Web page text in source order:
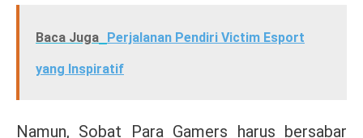
Baca Juga Perjalanan Pendiri Victim Esport
yang Inspiratif
Namun, Sobat Para Gamers harus bersabar